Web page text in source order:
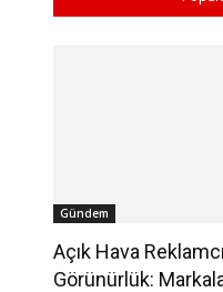
Gündem
Açık Hava
Görünürlük: